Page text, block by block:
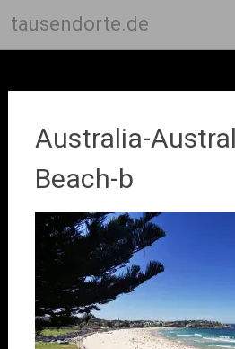
tausendorte.de
Australia-
Beach-b